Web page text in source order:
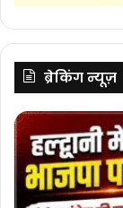
ब्रेकिंग न्यूज़